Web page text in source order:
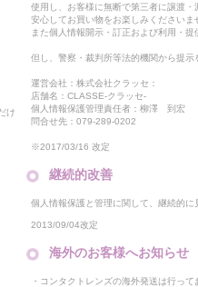
け
使用し、お客様に無断で第三者に譲渡・
安心してお買い物をお楽しみくださいま
また個人情報開示・訂正および利用・
但し、警察・裁判所等法的機関から提示
運営会社：株式会社クラッセ：
店舗名：CLASSE-クラッセ-
個人情報保護管理責任者：柳澤 到宏
問合せ先：079-289-0202
※2017/03/16 改定
継続的改善
個人情報保護と管理に関して、継続的に
2013/09/04改定
海外のお客様へお知らせ
・コンタクトレンズの海外発送は行って